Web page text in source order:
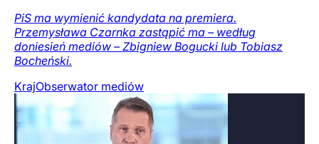
PiS ma wymienić kandydata na premiera.
Przemysława Czarnka zastąpić ma – według
doniesień mediów – Zbigniew Bogucki lub Tobiasz
Bocheński.
KrajObserwator mediów